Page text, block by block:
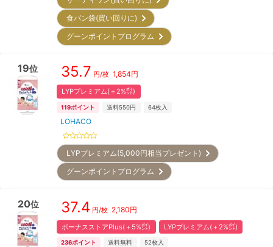
食パン袋(買い回りに)
グーンポイントプログラム
19位 35.7 円/枚 1,854円
LYPプレミアム(＋2%㌽)
119ポイント 送料550円 64枚入
LOHACO
LYPプレミアム(5,000円相当プレゼント)
グーンポイントプログラム
20位 37.4 円/枚 2,180円
ボーナスストアPlus(＋5%㌽) LYPプレミアム(＋2%㌽)
236ポイント 送料無料 52枚入